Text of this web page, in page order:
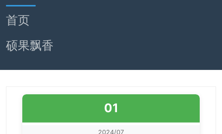
首页
硕果飘香
01
2024/07